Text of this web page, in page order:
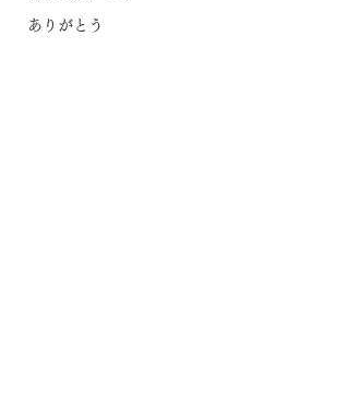
ありがとう